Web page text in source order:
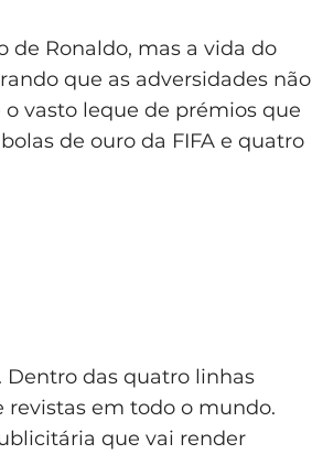
de Ronaldo, mas a vida do
que as adversidades não
vasto leque de prémios que
de ouro da FIFA e quatro
Dentro das quatro linhas
revistas em todo o mundo.
que vai render